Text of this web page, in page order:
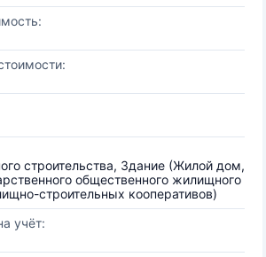
строительства, Здание (Жилой дом,
общественного жилищного
строительных кооперативов)
учёт: